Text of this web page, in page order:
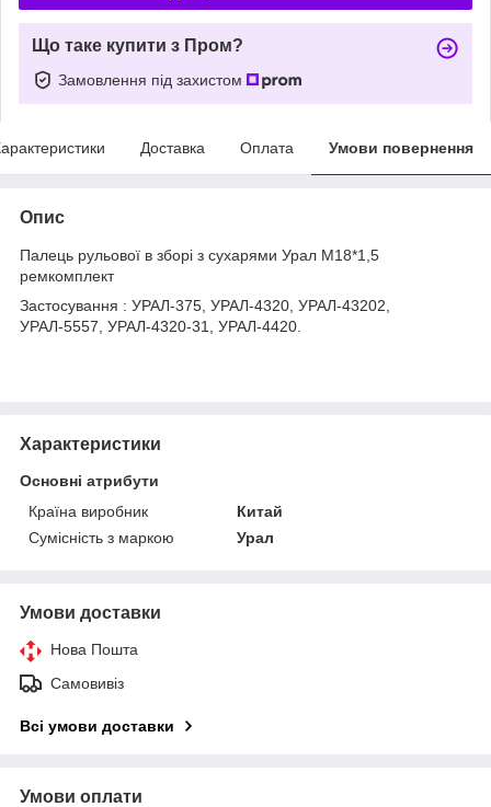
Що таке купити з Пром?
Замовлення під захистом
Доставка Оплата Умови повернення
Опис
Палець рульової в зборі з сухарями Урал М18*1,5
ремкомплект
Застосування : УРАЛ-375, УРАЛ-4320, УРАЛ-43202,
УРАЛ-5557, УРАЛ-4320-31, УРАЛ-4420.
Характеристики
Основні атрибути
Країна виробник
Китай
Сумісність з маркою
Урал
Умови доставки
Нова Пошта
Самовивіз
Всі умови доставки
Умови оплати